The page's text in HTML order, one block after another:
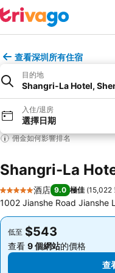
查看深圳所有住宿
目的地
Shangri-La Hotel,
入住/退房
選擇日期
佣金如何影響排名
Shangri-La
5 星級
酒店 9.0 極佳 (15,022
1002 Jianshe Road Jianshe
低至 $543
查看 9 個網站的價格
低至 $543
查看 9 個網站的價格
查